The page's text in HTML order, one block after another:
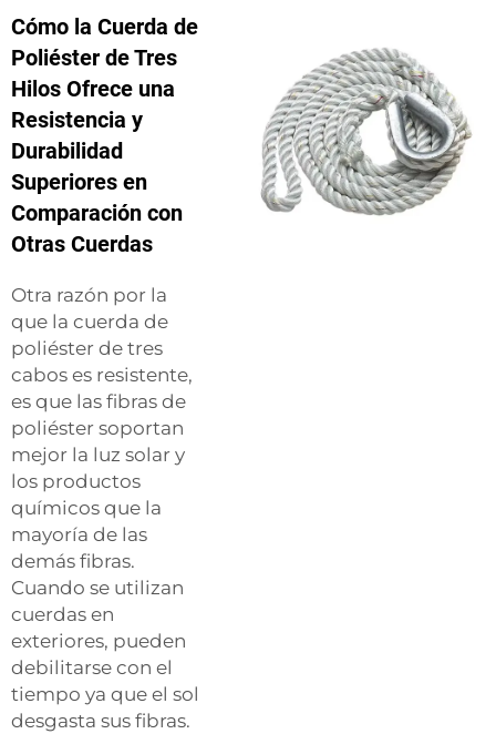
Cómo la Cuerda de
Poliéster de Tres
Hilos Ofrece una
Resistencia y
Durabilidad
Superiores en
Comparación con
Otras Cuerdas
Otra razón por la
que la cuerda de
poliéster de tres
cabos es resistente,
es que las fibras de
poliéster soportan
mejor la luz solar y
los productos
químicos que la
mayoría de las
demás fibras.
Cuando se utilizan
cuerdas en
exteriores, pueden
debilitarse con el
tiempo ya que el sol
desgasta sus fibras.